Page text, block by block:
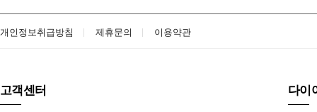
개인정보취급방침 제휴문의 이용약관
고객센터 다이